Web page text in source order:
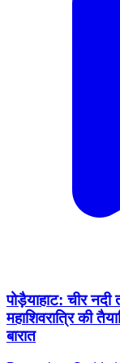
पोड़ैयाहाट: चीर
महाशिवरात्रि की
बारात